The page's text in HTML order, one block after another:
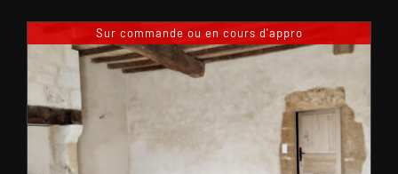
Sur commande ou en cours d'appro